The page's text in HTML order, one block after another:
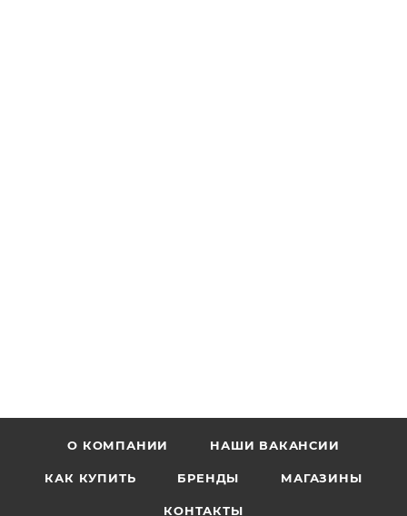
О КОМПАНИИ НАШИ ВАКАНСИИ
КАК КУПИТЬ БРЕНДЫ МАГАЗИНЫ
КОНТАКТЫ